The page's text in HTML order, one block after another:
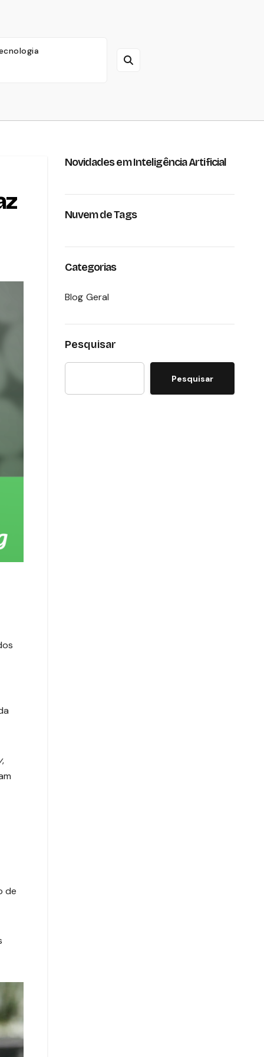
,
de
Novidades em Inteligência Artificial
Nuvem de Tags
Categorias
Blog Geral
Pesquisar
Pesquisar